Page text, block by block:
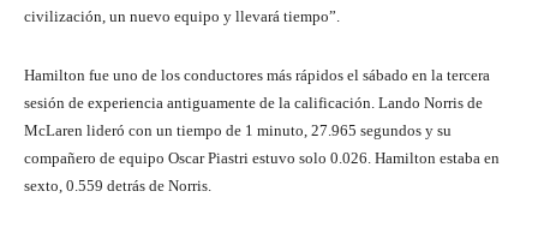
civilización, un nuevo equipo y llevará tiempo”.
Hamilton fue uno de los conductores más rápidos el sábado en la tercera
sesión de experiencia antiguamente de la calificación. Lando Norris de
McLaren lideró con un tiempo de 1 minuto, 27.965 segundos y su
compañero de equipo Oscar Piastri estuvo solo 0.026. Hamilton estaba en
sexto, 0.559 detrás de Norris.